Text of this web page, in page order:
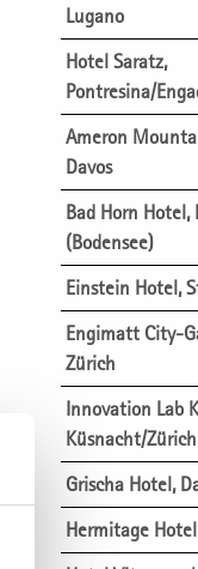
Lugano
Hotel Saratz,
Pontresina/
Ameron
Davos
Bad Horn Hotel,
(Bodensee)
Einstein Hotel,
Engimatt City-
Zürich
Innovation Lab
Küsnacht/Zürich
Grischa Hotel,
Hermitage